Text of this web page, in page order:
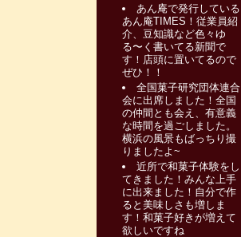
あん庵で発行している
あん庵TIMES！従業員紹
介、豆知識など色々ゆ
る〜く書いてる新聞で
す！店頭に置いてるので
ぜひ！！
全国菓子研究団体連合
会に出席しました！全国
の仲間とも会え、有意義
な時間を過ごしました。
横浜の風景もばっちり撮
りましたよ~
近所で和菓子体験をし
てきました！みんな上手
に出来ました！自分で作
ると美味しさも増しま
す！和菓子好きが増えて
欲しいですね